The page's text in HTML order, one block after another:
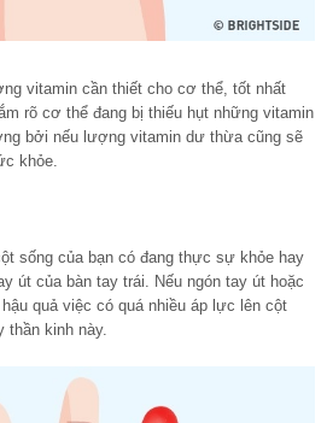
vitamin cần thiết cho cơ thể, tốt nhất
rõ cơ thể đang bị thiếu hụt những vitamin
bởi nếu lượng vitamin dư thừa cũng sẽ
khỏe.
sống của bạn có đang thực sự khỏe hay
út của bàn tay trái. Nếu ngón tay út hoặc
quả việc có quá nhiều áp lực lên cột
thần kinh này.